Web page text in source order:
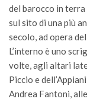
del barocco in
sul sito di una più
secolo, ad opera
L’interno è uno
volte, agli altari
Piccio e
Andrea Fantoni,